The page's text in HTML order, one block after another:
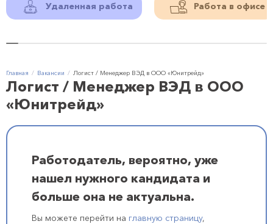
Удаленная работа Работа в офисе
Главная Вакансии Логист / Менеджер ВЭД в ООО «Юнитрейд»
Логист / Менеджер ВЭД в ООО
«Юнитрейд»
Работодатель, вероятно, уже
нашел нужного кандидата и
больше она не актуальна.
Вы можете перейти на главную страницу,